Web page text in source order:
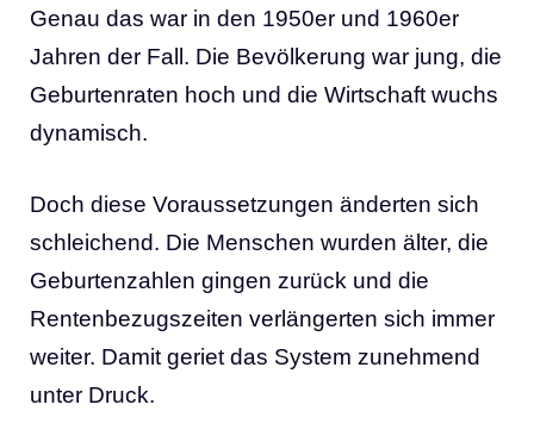
Genau das war in den 1950er und 1960er
Jahren der Fall. Die Bevölkerung war jung, die
Geburtenraten hoch und die Wirtschaft wuchs
dynamisch.
Doch diese Voraussetzungen änderten sich
schleichend. Die Menschen wurden älter, die
Geburtenzahlen gingen zurück und die
Rentenbezugszeiten verlängerten sich immer
weiter. Damit geriet das System zunehmend
unter Druck.